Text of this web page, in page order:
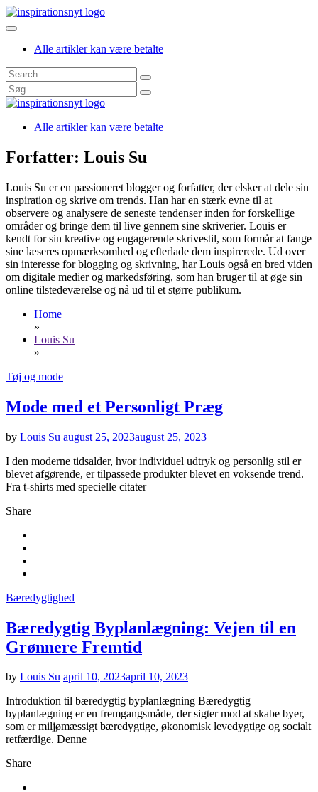
Skip
to
inspirationsnyt
Alle artikler kan være betalte
inspirationsnyt
Alle artikler kan være betalte
Forfatter: Louis Su
Louis Su er en passioneret blogger og forfatter, der elsker at dele sin
inspiration og skrive om trends. Han har en stærk evne til at
observere og analysere de seneste tendenser inden for forskellige
områder og bringe dem til live gennem sine skriverier. Louis er
kendt for sin kreative og engagerende skrivestil, som formår at fange
sine læseres opmærksomhed og efterlade dem inspirerede. Ud over
sin interesse for blogging og skrivning, har Louis også en bred viden
om digitale medier og markedsføring, som han bruger til at øge sin
online tilstedeværelse og nå ud til et større publikum.
Home
»
Louis Su
»
Tøj og mode
Mode med et Personligt Præg
by Louis Su august 25, 2023august 25, 2023
I den moderne tidsalder, hvor individuel udtryk og personlig stil er
blevet afgørende, er tilpassede produkter blevet en voksende trend.
Fra t-shirts med specielle citater
Share
Bæredygtighed
Bæredygtig Byplanlægning: Vejen til en
Grønnere Fremtid
by Louis Su april 10, 2023april 10, 2023
Introduktion til bæredygtig byplanlægning Bæredygtig
byplanlægning er en fremgangsmåde, der sigter mod at skabe byer,
som er miljømæssigt bæredygtige, økonomisk levedygtige og socialt
retfærdige. Denne
Share